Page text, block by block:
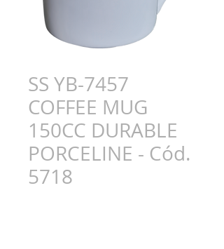
SS YB-7457
COFFEE MUG
150CC DURABLE
PORCELINE - Cód.
5718